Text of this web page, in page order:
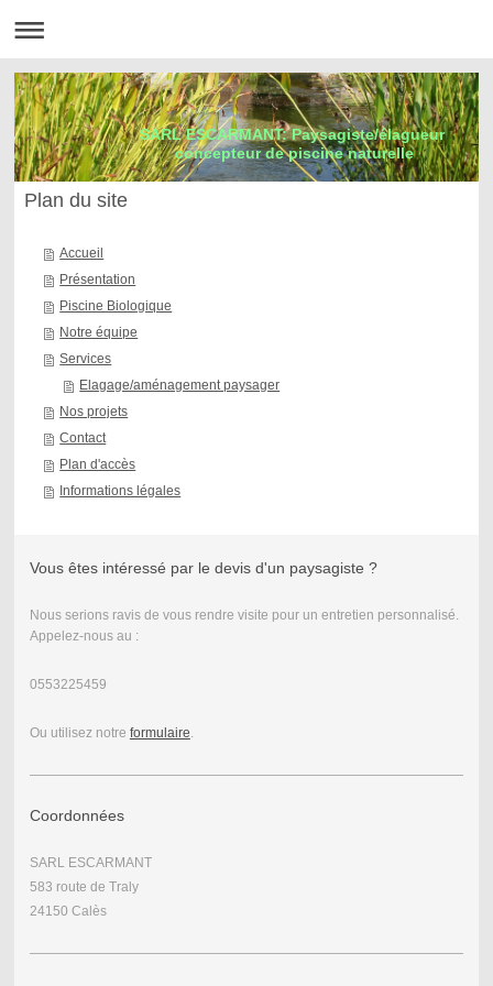
SARL ESCARMANT: Paysagiste/élagueur
concepteur de piscine naturelle
Plan du site
Accueil
Présentation
Piscine Biologique
Notre équipe
Services
Elagage/aménagement paysager
Nos projets
Contact
Plan d'accès
Informations légales
Vous êtes intéressé par le devis d'un paysagiste ?
Nous serions ravis de vous rendre visite pour un entretien personnalisé.
Appelez-nous au :
0553225459
Ou utilisez notre formulaire.
Coordonnées
SARL ESCARMANT
583 route de Traly
24150 Calès